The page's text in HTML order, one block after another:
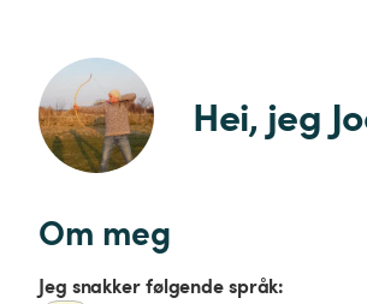
Hei, jeg
Om meg
Jeg snakker følgende språk: